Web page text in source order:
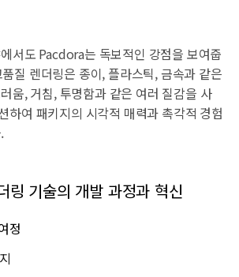
서도 Pacdora는 독보적인 강점을 보여줍
질 렌더링은 종이, 플라스틱, 금속과 같은
움, 거침, 투명함과 같은 여러 질감을 사
하여 패키지의 시각적 매력과 촉각적 경험
기술의 개발 과정과 혁신
정